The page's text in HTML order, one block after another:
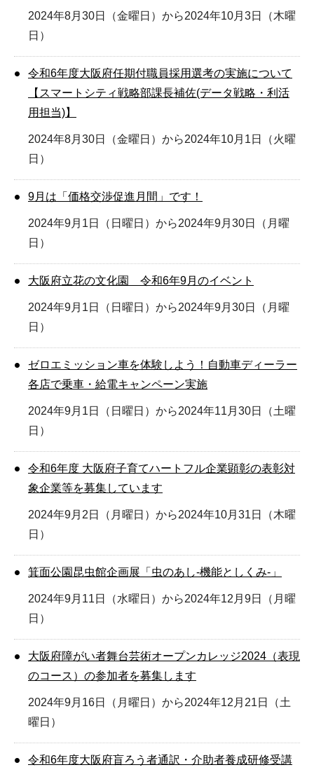
2024年8月30日（金曜日）から2024年10月3日（木曜
日）
令和6年度大阪府任期付職員採用選考の実施について
【スマートシティ戦略部課長補佐(データ戦略・利活
用担当)】
2024年8月30日（金曜日）から2024年10月1日（火曜
日）
9月は「価格交渉促進月間」です！
2024年9月1日（日曜日）から2024年9月30日（月曜
日）
大阪府立花の文化園 令和6年9月のイベント
2024年9月1日（日曜日）から2024年9月30日（月曜
日）
ゼロエミッション車を体験しよう！自動車ディーラー
各店で乗車・給電キャンペーン実施
2024年9月1日（日曜日）から2024年11月30日（土曜
日）
令和6年度 大阪府子育てハートフル企業顕彰の表彰対
象企業等を募集しています
2024年9月2日（月曜日）から2024年10月31日（木曜
日）
箕面公園昆虫館企画展「虫のあし-機能としくみ-」
2024年9月11日（水曜日）から2024年12月9日（月曜
日）
大阪府障がい者舞台芸術オープンカレッジ2024（表現
のコース）の参加者を募集します
2024年9月16日（月曜日）から2024年12月21日（土
曜日）
令和6年度大阪府盲ろう者通訳・介助者養成研修受講